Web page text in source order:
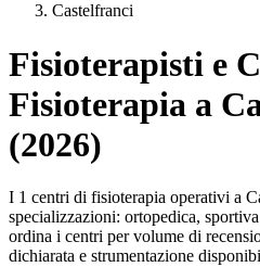
Castelfranci
Fisioterapisti e
Fisioterapia a
(2026)
I 1 centri di fisioterapia operativi a
specializzazioni: ortopedica,
ordina i centri per volume di
dichiarata e strumentazione